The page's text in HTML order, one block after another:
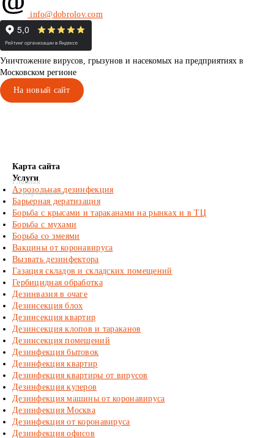
info@dobrolov.com
Уничтожение вирусов, грызунов и насекомых на предприятиях в
Московском регионе
На новый сайт
Главная
—Карта сайта
Карта сайта
Услуги
Аэрозольная дезинфекция
Барьерная дератизация
Борьба с крысами и тараканами на рынках и в ТЦ
Борьба с мухами
Борьба со змеями
Вакцины от коронавируса
Вызвать дезинфектора
Газация складов и складских помещений
Гербицидная обработка
Дезинвазия в очаге
Дезинсекция блох
Дезинсекция квартир
Дезинсекция клопов и тараканов
Дезинсекция помещений
Дезинфекция бытовок
Дезинфекция квартир
Дезинфекция квартиры от вирусов
Дезинфекция кулеров
Дезинфекция машины от коронавируса
Дезинфекция Москва
Дезинфекция от коронавируса
Дезинфекция офисов